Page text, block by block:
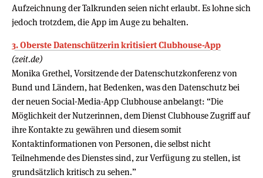
Aufzeichnung der Talkrunden seien nicht erlaubt. Es lohne sich
jedoch trotzdem, die App im Auge zu behalten.
3. Oberste Datenschützerin kritisiert Clubhouse-App
(zeit.de)
Monika Grethel, Vorsitzende der Datenschutzkonferenz von
Bund und Ländern, hat Bedenken, was den Datenschutz bei
der neuen Social-Media-App Clubhouse anbelangt: “Die
Möglichkeit der Nutzerinnen, dem Dienst Clubhouse Zugriff auf
ihre Kontakte zu gewähren und diesem somit
Kontaktinformationen von Personen, die selbst nicht
Teilnehmende des Dienstes sind, zur Verfügung zu stellen, ist
grundsätzlich kritisch zu sehen.”